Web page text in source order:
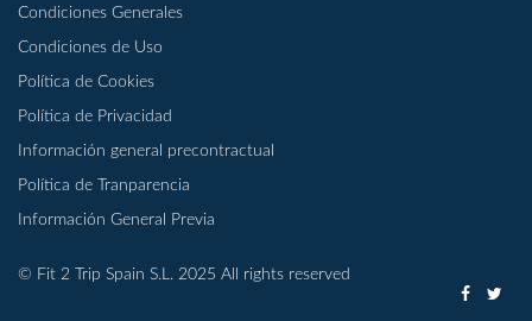
Condiciones Generales
Condiciones de Uso
Política de Cookies
Política de Privacidad
Información general precontractual
Política de Tranparencia
Información General Previa
© Fit 2 Trip Spain S.L. 2025 All rights reserved